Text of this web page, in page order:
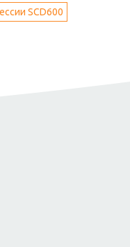
SCD600